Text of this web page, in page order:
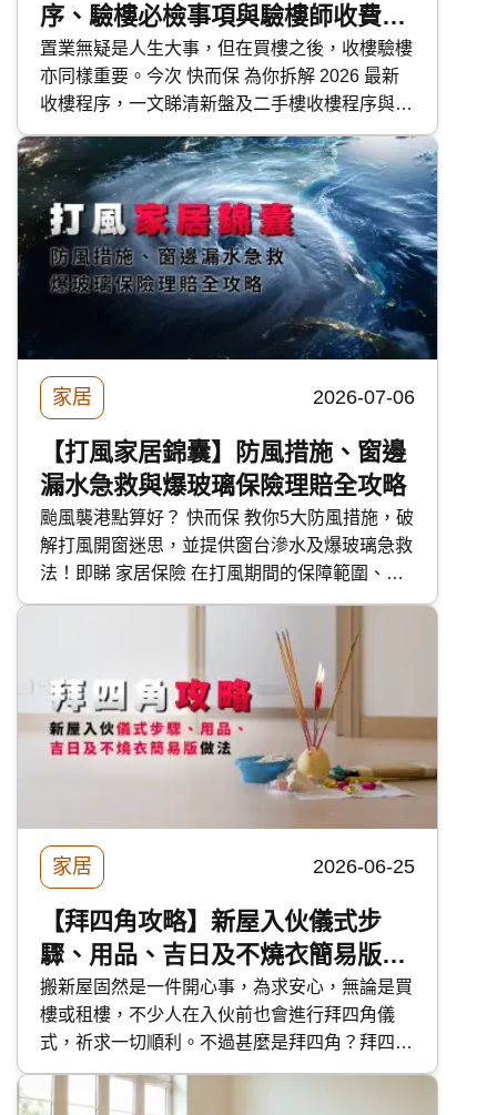
序、驗樓必檢事項與驗樓師收費一
覽
置業無疑是人生大事，但在買樓之後，收樓驗樓
亦同樣重要。今次 快而保 為你拆解 2026 最新
收樓程序，一文睇清新盤及二手樓收樓程序與注
意事項，解答「收樓前驗樓」迷思，更附有驗樓
清單、檢查方法及驗樓師收費參考。
家居 2026-07-06
【打風家居錦囊】防風措施、窗邊
漏水急救與爆玻璃保險理賠全攻略
颱風襲港點算好？ 快而保 教你5大防風措施，破
解打風開窗迷思，並提供窗台滲水及爆玻璃急救
法！即睇 家居保險 在打風期間的保障範圍、漏
水賠償及第三者責任，助你安心度過風季。
家居 2026-06-25
【拜四角攻略】新屋入伙儀式步
驟、用品、吉日及不燒衣簡易版做
法
搬新屋固然是一件開心事，為求安心，無論是買
樓或租樓，不少人在入伙前也會進行拜四角儀
式，祈求一切順利。不過甚麼是拜四角？拜四角
要預備甚麼？拜四角的步驟如何？今次 快而保
便為大家分享拜四角的各項實用資料，讓大家準